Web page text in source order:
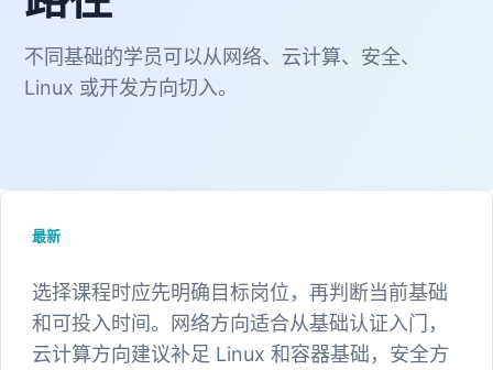
不同基础的学员可以从网络、云计算、安全、
Linux 或开发方向切入。
最新
选择课程时应先明确目标岗位，再判断当前基础
和可投入时间。网络方向适合从基础认证入门，
云计算方向建议补足 Linux 和容器基础，安全方